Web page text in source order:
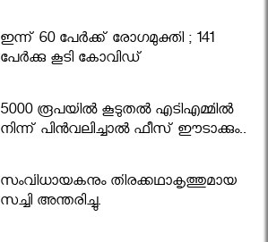
ഇന്ന് 60 പേർക്ക് രോഗമുക്തി ; 141
പേര്‍ക്കു കൂടി കോവിഡ്
5000 രൂപയിൽ കൂടുതൽ എടിഎമ്മിൽ
നിന്ന് പിൻവലിച്ചാൽ ഫീസ് ഈടാക്കും..
സംവിധായകനും തിരക്കഥാകൃത്തുമായ
സച്ചി അന്തരിച്ചു.